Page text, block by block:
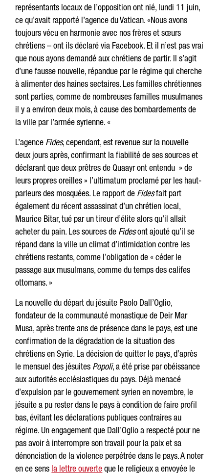
représentants locaux de l’opposition ont nié, lundi 11 juin,
ce qu’avait rapporté l’agence du Vatican. «Nous avons
toujours vécu en harmonie avec nos frères et sœurs
chrétiens – ont ils déclaré via Facebook. Et il n’est pas vrai
que nous ayons demandé aux chrétiens de partir. Il s’agit
d’une fausse nouvelle, répandue par le régime qui cherche
à alimenter des haines sectaires. Les familles chrétiennes
sont parties, comme de nombreuses familles musulmanes
il y a environ deux mois, à cause des bombardements de
la ville par l’armée syrienne. «
L’agence Fides, cependant, est revenue sur la nouvelle
deux jours après, confirmant la fiabilité de ses sources et
déclarant que deux prêtres de Quaayr ont entendu » de
leurs propres oreilles » l’ultimatum proclamé par les haut-
parleurs des mosquées. Le rapport de Fidesfait part
également du récent assassinat d’un chrétien local,
Maurice Bitar, tué par un tireur d’élite alors qu’il allait
acheter du pain. Les sources de Fidesont ajouté qu’il se
répand dans la ville un climat d’intimidation contre les
chrétiens restants, comme l’obligation de « céder le
passage aux musulmans, comme du temps des califes
ottomans. »
La nouvelle du départ du jésuite Paolo Dall’Oglio,
fondateur de la communauté monastique de Deir Mar
Musa, après trente ans de présence dans le pays, est une
confirmation de la dégradation de la situation des
chrétiens en Syrie. La décision de quitter le pays, d’après
le mensuel des jésuites Popoli, a été prise par obéissance
aux autorités ecclésiastiques du pays. Déjà menacé
d’expulsion par le gouvernement syrien en novembre, le
jésuite a pu rester dans le pays à condition de faire profil
bas, évitant les déclarations publiques contraires au
régime. Un engagement que Dall’Oglio a respecté pour ne
pas avoir à interrompre son travail pour la paix et sa
dénonciation de la violence perpétrée dans le pays. A noter
en ce sens la lettre ouverteque le religieux a envoyée le